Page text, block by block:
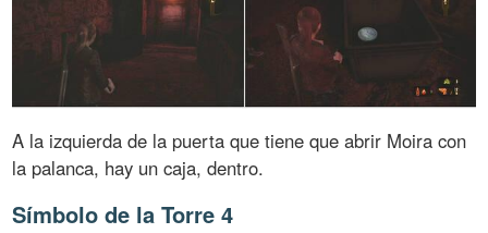
A la izquierda de la puerta que tiene que abrir Moira con
la palanca, hay un caja, dentro.
Símbolo de la Torre 4